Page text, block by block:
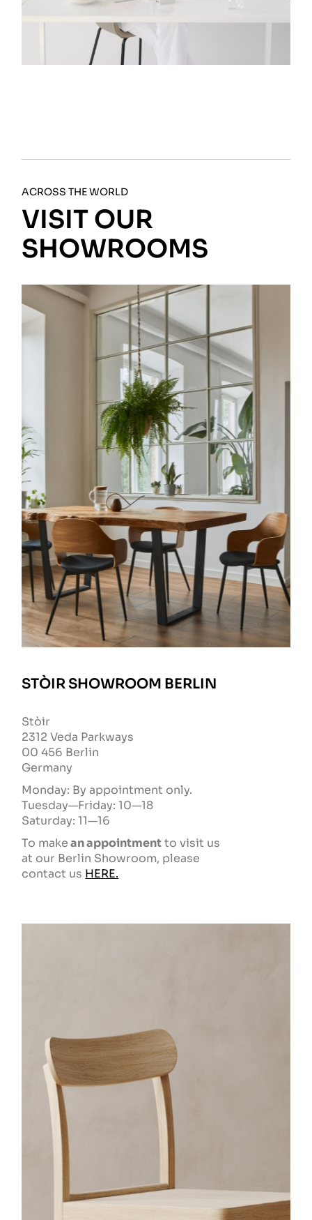
ACROSS THE WORLD
VISIT OUR
SHOWROOMS
STÒIR SHOWROOM BERLIN
Stòir
2312 Veda Parkways
00 456 Berlin
Germany
Monday: By appointment only.
Tuesday—Friday: 10—18
Saturday: 11—16
To makean appointmentto visit us
at our Berlin Showroom, please
contact us HERE.